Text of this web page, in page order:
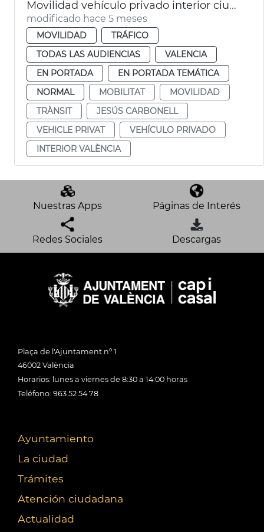
Movilidad vehículo privado interior ciudad València madriguera 4%
modificado hace 5 meses
MOVILIDAD
TRÁFICO
TODAS LAS AUDIENCIAS
VALENCIA
EN PORTADA
EN PORTADA TEMÁTICA
NORMAL
MOBILITAT
MOVILIDAD
TRÀNSIT
JESÚS CARBONELL
VEHICLE PRIVAT
VEHÍCULO PRIVADO
INTERIOR VALÈNCIA
Nuestras Apps Páginas de Interés
Redes Sociales Descargas
Plaça de l'Ajuntament nº 1
46002 València
Horarios: lunes a viernes de 8:30 a 14:00 horas
Teléfono: 963 52 54 78
Ayuntamiento
La ciudad
Trámites
Atención ciudadana
Actualidad